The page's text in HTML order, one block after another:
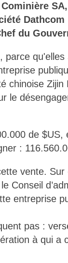
du
chinoise
le
de $US,
:
vente.
Conseil
entreprise
pas :
à qui a